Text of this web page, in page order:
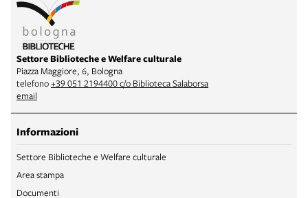
Settore Biblioteche e Welfare culturale
Piazza Maggiore, 6, Bologna
telefono+39 051 2194400 c/o Biblioteca Salaborsa
email
Informazioni
Settore Biblioteche e Welfare culturale
Area stampa
Documenti